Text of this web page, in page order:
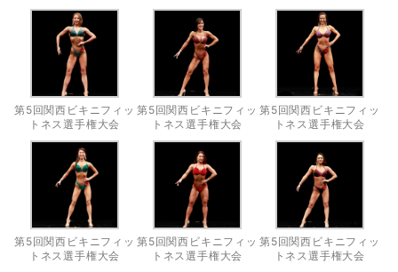
第5回関西ビキニフィッ
トネス選手権大会
第5回関西ビキニフィッ
トネス選手権大会
第5回関西ビキニフィッ
トネス選手権大会
第5回関西ビキニフィッ
トネス選手権大会
第5回関西ビキニフィッ
トネス選手権大会
第5回関西ビキニフィッ
トネス選手権大会